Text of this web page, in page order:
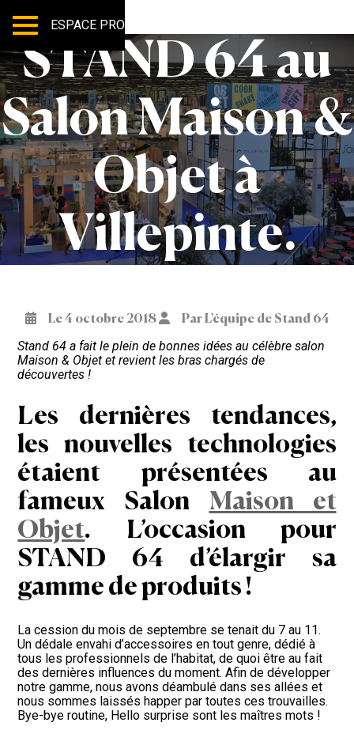
ESPACE PRO
STAND 64 au
Salon Maison &
Objet à
Villepinte.
Le 4 octobre 2018 Par L'équipe de Stand 64
Stand 64 a fait le plein de bonnes idées au célèbre salon
Maison & Objet et revient les bras chargés de
découvertes !
Les dernières tendances,
les nouvelles technologies
étaient présentées au
fameux Salon Maison et
Objet. L’occasion pour
STAND 64 d’élargir sa
gamme de produits !
La cession du mois de septembre se tenait du 7 au 11.
Un dédale envahi d’accessoires en tout genre, dédié à
tous les professionnels de l’habitat, de quoi être au fait
des dernières influences du moment. Afin de développer
notre gamme, nous avons déambulé dans ses allées et
nous sommes laissés happer par toutes ces trouvailles.
Bye-bye routine, Hello surprise sont les maîtres mots !